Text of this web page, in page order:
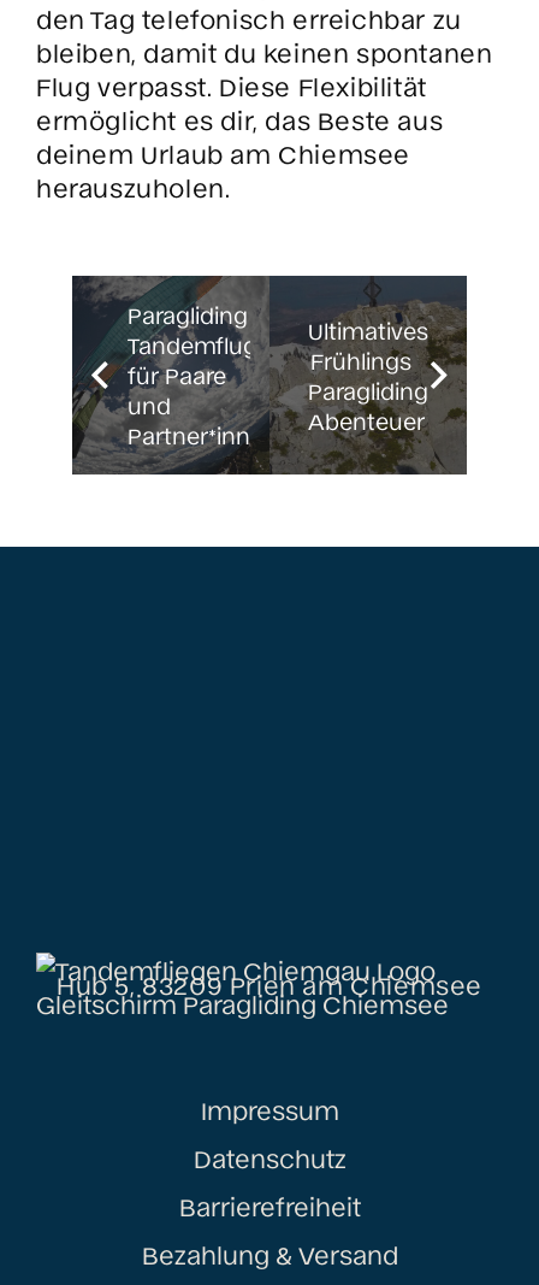
den Tag telefonisch erreichbar zu
bleiben, damit du keinen spontanen
Flug verpasst. Diese Flexibilität
ermöglicht es dir, das Beste aus
deinem Urlaub am Chiemsee
herauszuholen.
Paragliding
Tandemflug
für Paare
und
Partner*innen
Ultimatives
Frühlings
Paragliding
Abenteuer
Hub 5, 83209 Prien am Chiemsee
Impressum
Datenschutz
Barrierefreiheit
Bezahlung & Versand